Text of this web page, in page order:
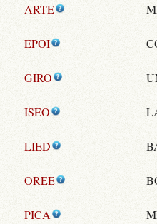
ARTE
EPOI
GIRO
ISEO
LIED
OREE
PICA